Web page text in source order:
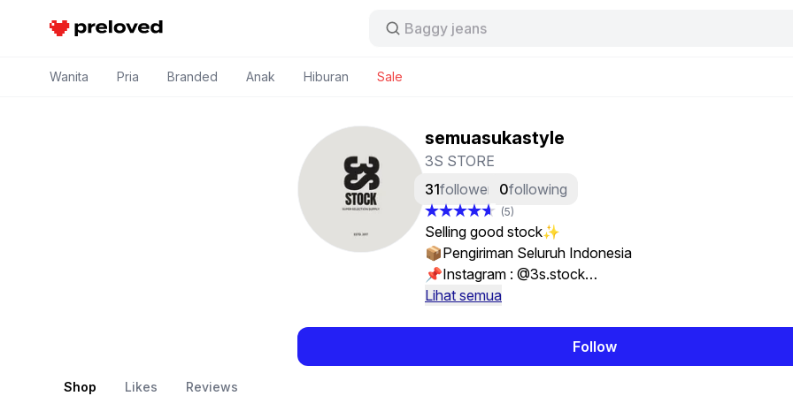
Preloved Indonesia Baggy jeans
Wanita Pria Branded Anak Hiburan Sale
semuasukastyle
3S STORE
31followers 0following
(5)
Selling good stock✨
📦Pengiriman Seluruh Indonesia
📌Instagram : @3s.stock
📍Pontianak, Kalbar
Lihat semua
Follow
Shop Likes Reviews